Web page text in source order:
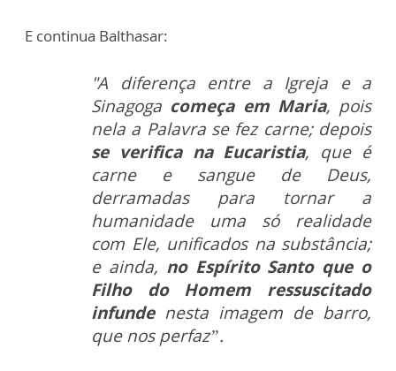
E continua Balthasar:
"A diferença entre a Igreja e a
Sinagoga começa em Maria, pois
nela a Palavra se fez carne; depois
se verifica na Eucaristia, que é
carne e sangue de Deus,
derramadas para tornar a
humanidade uma só realidade
com Ele, unificados na substância;
e ainda, no Espírito Santo que o
Filho do Homem ressuscitado
infundenesta imagem de barro,
que nos perfaz”.